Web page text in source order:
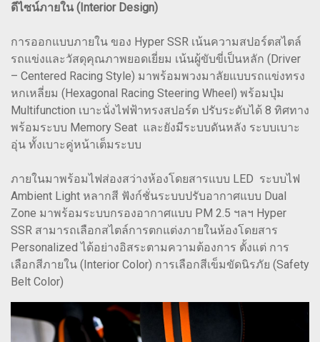
ดีไซน์ภายใน (Interior Design)
การออกแบบภายใน ของ Hyper SSR เน้นความสปอร์ตสไตล์
รถแข่งและวัสดุคุณภาพยอดเยี่ยม เน้นผู้ขับขี่เป็นหลัก (Driver
– Centered Racing Style) มาพร้อมพวงมาลัยแบบรถแข่งทรง
หกเหลี่ยม (Hexagonal Racing Steering Wheel) พร้อมปุ่ม
Multifunction เบาะนั่งไฟฟ้าทรงสปอร์ต ปรับระดับได้ 8 ทิศทาง
พร้อมระบบ Memory Seat และยังมีระบบดันหลัง ระบบเบาะ
อุ่น ทั้งเบาะคู่หน้าเต็มระบบ
ภายในมาพร้อมไฟส่องสว่างห้องโดยสารแบบ LED ระบบไฟ
Ambient Light หลากสี ฟังก์ชั่นระบบปรับอากาศแบบ Dual
Zone มาพร้อมระบบกรองอากาศแบบ PM 2.5 ฯลฯ Hyper
SSR สามารถเลือกสไตล์การตกแต่งภายในห้องโดยสาร
Personalized ได้อย่างอิสระตามความต้องการ ตั้งแต่ การ
เลือกสีภายใน (Interior Color) การเลือกสีเข็มขัดนิรภัย (Safety
Belt Color)